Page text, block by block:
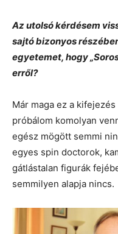
Az utolsó kérdésem
sajtó bizonyos
egyetemet, hogy
erről?
Már maga ez a
próbálom komolyan
egész mögött semmi
egyes spin doctorok,
gátlástalan figurák
semmilyen alapja nincs.